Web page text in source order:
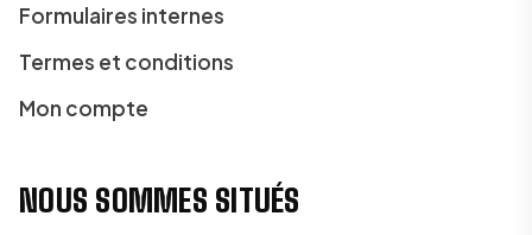
Formulaires internes
Termes et conditions
Mon compte
NOUS SOMMES SITUÉS